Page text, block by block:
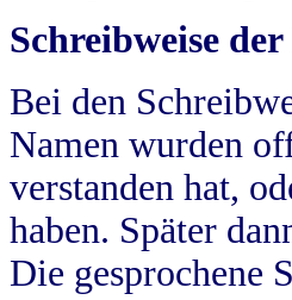
Schreibweise
Bei den
Namen wurden
verstanden hat,
haben. Später
Die gesprochene